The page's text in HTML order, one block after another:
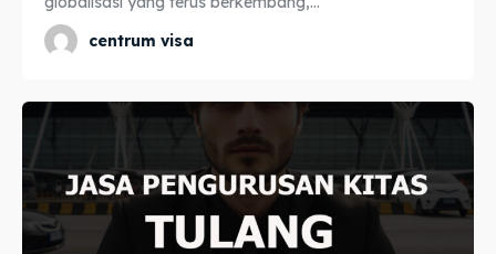
centrum visa